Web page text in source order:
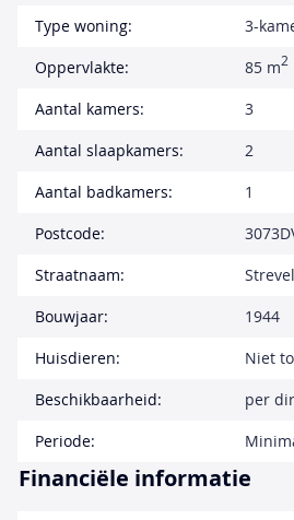
Type woning:
3-
Oppervlakte:
85 m2
Aantal kamers:
3
Aantal slaapkamers:
2
Aantal badkamers:
1
Postcode:
Straatnaam:
Bouwjaar:
1944
Huisdieren:
Niet
Beschikbaarheid:
per
Periode:
Financiële informatie